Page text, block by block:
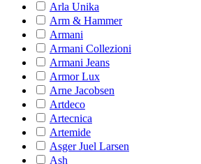
Arla Unika
Arm & Hammer
Armani
Armani Collezioni
Armani Jeans
Armor Lux
Arne Jacobsen
Artdeco
Artecnica
Artemide
Asger Juel Larsen
Ash